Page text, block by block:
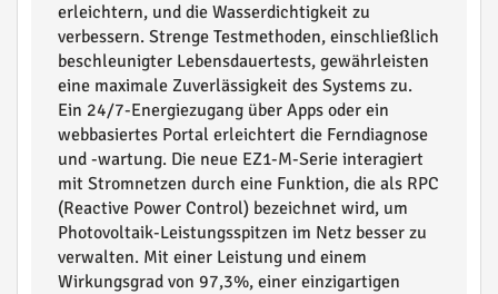
erleichtern, und die Wasserdichtigkeit zu
verbessern. Strenge Testmethoden, einschließlich
beschleunigter Lebensdauertests, gewährleisten
eine maximale Zuverlässigkeit des Systems zu.
Ein 24/7-Energiezugang über Apps oder ein
webbasiertes Portal erleichtert die Ferndiagnose
und -wartung. Die neue EZ1-M-Serie interagiert
mit Stromnetzen durch eine Funktion, die als RPC
(Reactive Power Control) bezeichnet wird, um
Photovoltaik-Leistungsspitzen im Netz besser zu
verwalten. Mit einer Leistung und einem
Wirkungsgrad von 97,3%, einer einzigartigen